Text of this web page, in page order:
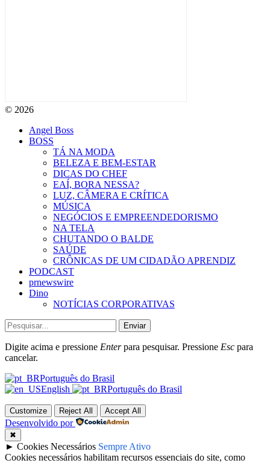
© 2026
Angel Boss
BOSS
TÁ NA MODA
BELEZA E BEM-ESTAR
DICAS DO CHEF
EAÍ, BORA NESSA?
LUZ, CÂMERA E CRÍTICA
MÚSICA
NEGÓCIOS E EMPREENDEDORISMO
NA TELA
CHUTANDO O BALDE
SAÚDE
CRÔNICAS DE UM CIDADÃO APRENDIZ
PODCAST
prnewswire
Dino
NOTÍCIAS CORPORATIVAS
Enviar
Digite acima e pressione Enterpara pesquisar. Pressione Esc para
cancelar.
Português do Brasil
English
Português do Brasil
Customize Reject All Accept All
Desenvolvido por
✖
► Cookies Necessários Sempre Ativo
Cookies necessários habilitam recursos essenciais do site, como